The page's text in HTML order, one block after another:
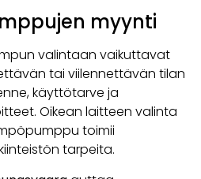
myynti
valintaan vaikuttavat
tai viilennettävän tilan
käyttötarve ja
Oikean laitteen valinta
toimii
tarpeita.